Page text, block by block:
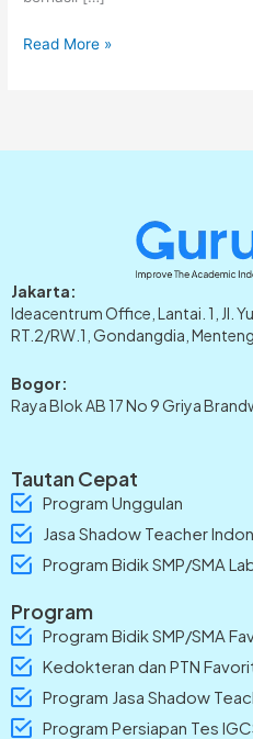
Read More »
Jakarta:
Ideacentrum Office, Lantai. 1, Jl.
RT.2/RW.1, Gondangdia,
Bogor:
Raya Blok AB 17 No 9 Griya
Tautan Cepat
Program Unggulan
Jasa Shadow Teacher
Program Bidik SMP/SMA
Program
Program Bidik SMP/SMA
Kedokteran dan PTN
Program Jasa Shadow
Program Persiapan Tes